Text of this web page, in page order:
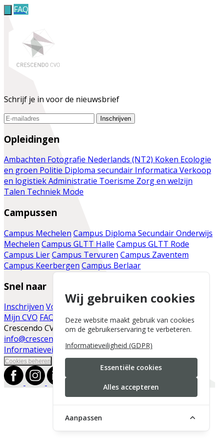
FAQ
Schrijf je in voor de nieuwsbrief
Inschrijven
Opleidingen
Ambachten Fotografie Nederlands (NT2) Koken Ecologie
en groen Politie Diploma secundair Informatica Verkoop
en logistiekAdministratie Toerisme Zorg en welzijn
Talen Techniek Mode
Campussen
Campus Mechelen Campus Diploma Secundair Onderwijs
Mechelen Campus GLTT Halle Campus GLTT Rode
Campus LierCampus Tervuren Campus Zaventem
Campus Keerbergen Campus Berlaar
Snel naar
Inschrijven Voor de cursist
Mijn CVO FAQ ContactMoodle Blog
Crescendo CVO | Vaartdijk 86 | 2800 Mechelen |
info@crescendo-cvo.be
Informatieveiligheid|
Cookies beheren
Wij gebruiken cookies
Deze website maakt gebruik van cookies
om de gebruikerservaring te verbeteren.
Informatieveiligheid (GDPR)
Essentiële cookies
Alles accepteren
Aanpassen